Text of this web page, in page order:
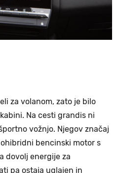
za volanom, zato je bilo
Na cesti grandis ni
vožnjo. Njegov značaj
bencinski motor s
dovolj energije za
pa ostaja uglajen in